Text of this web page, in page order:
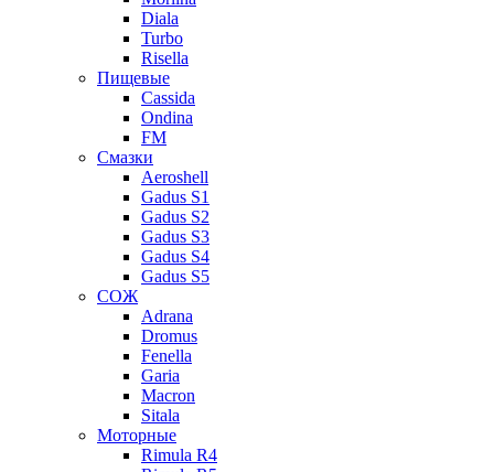
Diala
Turbo
Risella
Пищевые
Cassida
Ondina
FM
Смазки
Aeroshell
Gadus S1
Gadus S2
Gadus S3
Gadus S4
Gadus S5
СОЖ
Adrana
Dromus
Fenella
Garia
Macron
Sitala
Моторные
Rimula R4